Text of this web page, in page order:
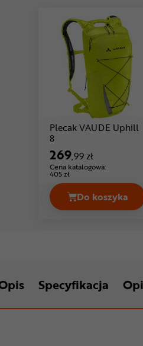
Plecak VAUDE Uphill
8
269,99 zł
Cena katalogowa:
405 zł
Do koszyka
Plecak
Specyfikacja